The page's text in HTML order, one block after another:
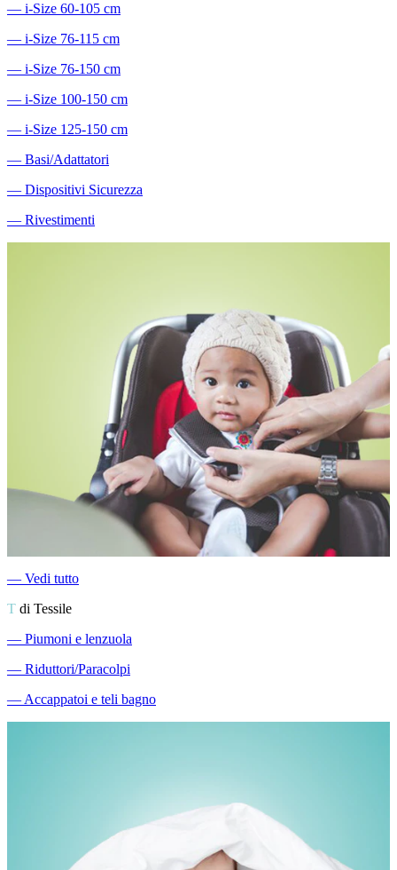
― i-Size 60-105 cm
― i-Size 76-115 cm
― i-Size 76-150 cm
― i-Size 100-150 cm
― i-Size 125-150 cm
― Basi/Adattatori
― Dispositivi Sicurezza
― Rivestimenti
― Vedi tutto
T di Tessile
― Piumoni e lenzuola
― Riduttori/Paracolpi
―Accappatoi e teli bagno